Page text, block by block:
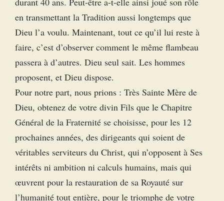
en transmettant la Tradition aussi longtemps que
Dieu l’a voulu. Maintenant, tout ce qu’il lui reste à
faire, c’est d’observer comment le même flambeau
passera à d’autres. Dieu seul sait. Les hommes
proposent, et Dieu dispose.
Pour notre part, nous prions : Très Sainte Mère de
Dieu, obtenez de votre divin Fils que le Chapitre
Général de la Fraternité se choisisse, pour les 12
prochaines années, des dirigeants qui soient de
véritables serviteurs du Christ, qui n’opposent à Ses
intérêts ni ambition ni calculs humains, mais qui
œuvrent pour la restauration de sa Royauté sur
l’humanité tout entière, pour le triomphe de votre